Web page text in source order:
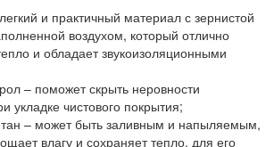
и практичный материал с зернистой
воздухом, который отлично
и обладает звукоизоляционными
– поможет скрыть неровности
укладке чистового покрытия;
– может быть заливным и напыляемым,
влагу и сохраняет тепло, для его